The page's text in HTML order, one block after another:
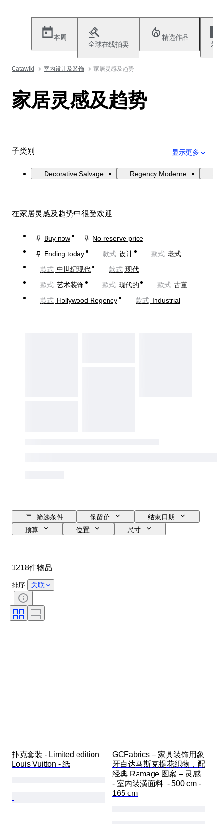
本周
全球在线拍卖
精选作品
Catawiki 室内设计及装饰 家居灵感及趋势
家居灵感及趋势
子类别 显示更多
Decorative Salvage Regency Moderne
在家居灵感及趋势中很受欢迎
Buy now
No reserve price
Ending today
款式 设计 款式 老式
款式 中世纪现代 款式 现代
款式 艺术装饰 款式 现代的 款式 古董
款式 Hollywood Regency 款式 Industrial
筛选条件 保留价
结束日期
预算
位置
尺寸
状态
课题
签名
时代
原创作品／复制品
1218件物品
排序 关联
扑克套装 - Limited edition
Louis Vuitton - 纸
GCFabrics – 家具装饰用象
牙白达马斯克提花织物，配
经典 Ramage 图案 – 灵感
- 室内装潢面料  - 500 cm -
165 cm